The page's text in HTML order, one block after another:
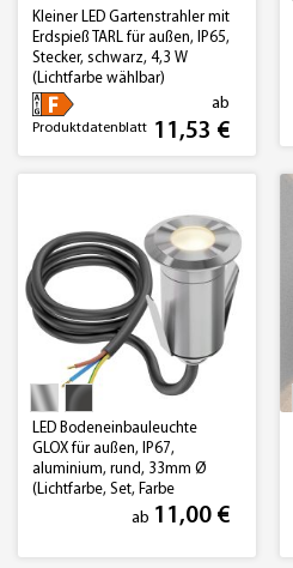
Kleiner LED Gartenstrahler mit
Erdspieß TARL für außen, IP65,
Stecker, schwarz, 4,3 W
(Lichtfarbe wählbar)
Produktdatenblatt
ab
11,53 €
LED Bodeneinbauleuchte
GLOX für außen, IP67,
aluminium, rund, 33mm Ø
(Lichtfarbe, Set, Farbe
ab 11,00 €